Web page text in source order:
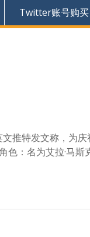
Twitter账号购买
推特发文称，为庆
色：名为艾拉·马斯